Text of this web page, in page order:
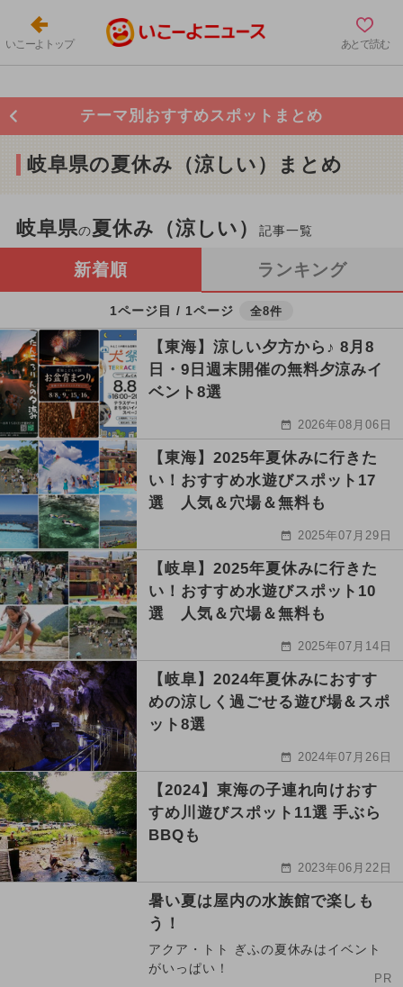
いこーよトップ あとで読む
テーマ別おすすめスポットまとめ
岐阜県の夏休み（涼しい）まとめ
岐阜県の夏休み（涼しい）記事一覧
新着順 ランキング
1ページ目 / 1ページ 全8件
【東海】涼しい夕方から♪ 8月8
日・9日週末開催の無料夕涼みイ
ベント8選
2026年08月06日
【東海】2025年夏休みに行きた
い！おすすめ水遊びスポット17
選 人気＆穴場＆無料も
2025年07月29日
【岐阜】2025年夏休みに行きた
い！おすすめ水遊びスポット10
選 人気＆穴場＆無料も
2025年07月14日
【岐阜】2024年夏休みにおすす
めの涼しく過ごせる遊び場＆スポ
ット8選
2024年07月26日
【2024】東海の子連れ向けおす
すめ川遊びスポット11選 手ぶら
BBQも
2023年06月22日
暑い夏は屋内の水族館で楽しも
う！
アクア・トト ぎふの夏休みはイベント
がいっぱい！
PR